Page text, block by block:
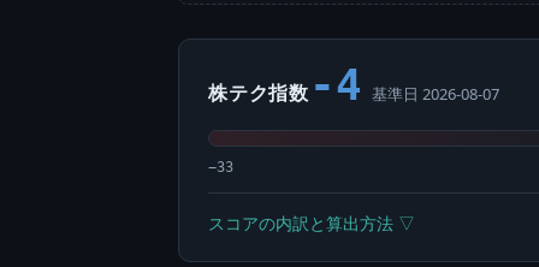
株テク指数 -4 基準日 2026-08-07
−33
スコアの内訳と算出方法 ▽